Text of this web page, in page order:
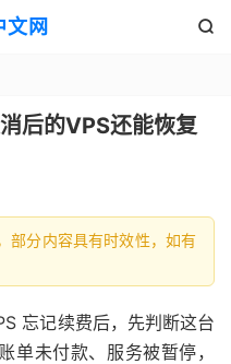
文网 
后的VPS还能恢复
分内容具有时效性，如有
忘记续费后，先判断这台
单未付款、服务被暂停，